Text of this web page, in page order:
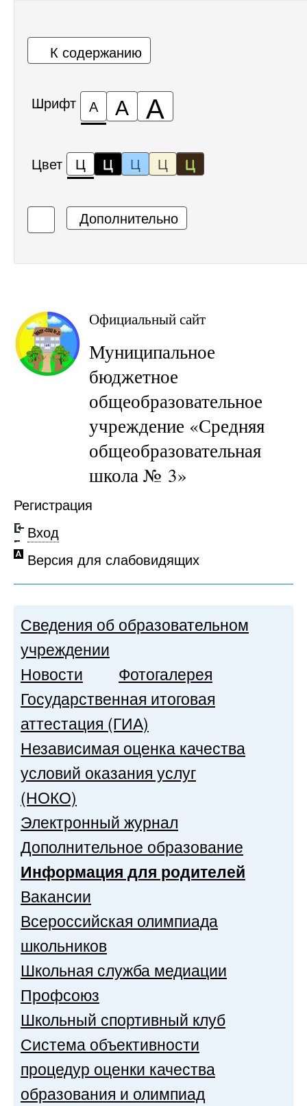
К содержанию
Шрифт А А А
Цвет Ц Ц Ц Ц Ц
Дополнительно
Официальный сайт
Муниципальное
бюджетное
общеобразовательное
учреждение «Средняя
общеобразовательная
школа № 3»
Регистрация
Вход
Версия для слабовидящих
Сведения об образовательном
учреждении
Новости
Фотогалерея
Государственная итоговая
аттестация (ГИА)
Независимая оценка качества
условий оказания услуг
(НОКО)
Электронный журнал
Дополнительное образование
Информация для родителей
Вакансии
Всероссийская олимпиада
школьников
Школьная служба медиации
Профсоюз
Школьный спортивный клуб
Система объективности
процедур оценки качества
образования и олимпиад